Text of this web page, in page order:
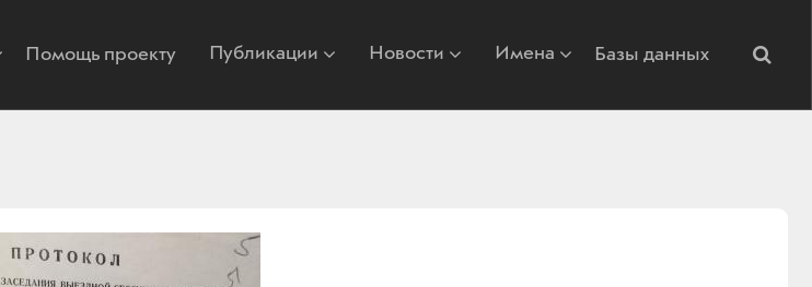
Помощь проекту Публикации Новости Имена Базы данных